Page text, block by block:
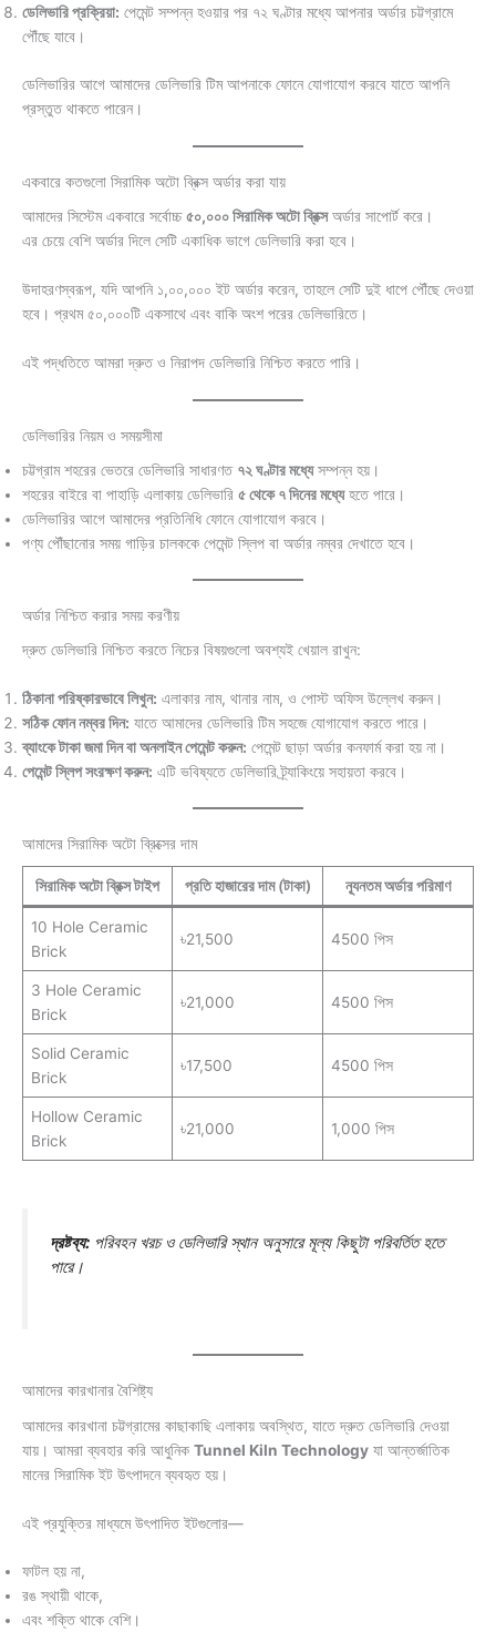
ডেলিভারি প্রক্রিয়া: পেমেন্ট সম্পন্ন হওয়ার পর ৭২ ঘণ্টার মধ্যে আপনার অর্ডার চট্টগ্রামে
পৌঁছে যাবে।
ডেলিভারির আগে আমাদের ডেলিভারি টিম আপনাকে ফোনে যোগাযোগ করবে যাতে আপনি
প্রস্তুত থাকতে পারেন।
একবারে কতগুলো সিরামিক অটো ব্রিক্স অর্ডার করা যায়
আমাদের সিস্টেম একবারে সর্বোচ্চ৫০,০০০ সিরামিক অটো ব্রিক্সঅর্ডার সাপোর্ট করে।
এর চেয়ে বেশি অর্ডার দিলে সেটি একাধিক ভাগে ডেলিভারি করা হবে।
উদাহরণস্বরূপ, যদি আপনি ১,০০,০০০ ইট অর্ডার করেন, তাহলে সেটি দুই ধাপে পৌঁছে দেওয়া
হবে। প্রথম ৫০,০০০টি একসাথে এবং বাকি অংশ পরের ডেলিভারিতে।
এই পদ্ধতিতে আমরা দ্রুত ও নিরাপদ ডেলিভারি নিশ্চিত করতে পারি।
ডেলিভারির নিয়ম ও সময়সীমা
চট্টগ্রাম শহরের ভেতরে ডেলিভারি সাধারণত ৭২ ঘণ্টার মধ্যেসম্পন্ন হয়।
শহরের বাইরে বা পাহাড়ি এলাকায় ডেলিভারি ৫ থেকে ৭ দিনের মধ্যেহতে পারে।
ডেলিভারির আগে আমাদের প্রতিনিধি ফোনে যোগাযোগ করবে।
পণ্য পৌঁছানোর সময় গাড়ির চালককে পেমেন্ট স্লিপ বা অর্ডার নম্বর দেখাতে হবে।
অর্ডার নিশ্চিত করার সময় করণীয়
দ্রুত ডেলিভারি নিশ্চিত করতে নিচের বিষয়গুলো অবশ্যই খেয়াল রাখুন:
ঠিকানা পরিষ্কারভাবে লিখুন: এলাকার নাম, থানার নাম, ও পোস্ট অফিস উল্লেখ করুন।
সঠিক ফোন নম্বর দিন: যাতে আমাদের ডেলিভারি টিম সহজে যোগাযোগ করতে পারে।
ব্যাংকে টাকা জমা দিন বা অনলাইন পেমেন্ট করুন: পেমেন্ট ছাড়া অর্ডার কনফার্ম করা হয় না।
পেমেন্ট স্লিপ সংরক্ষণ করুন: এটি ভবিষ্যতে ডেলিভারি ট্র্যাকিংয়ে সহায়তা করবে।
আমাদের সিরামিক অটো ব্রিক্সের দাম
সিরামিক অটো ব্রিক্স টাইপ প্রতি হাজারের দাম (টাকা) ন্যূনতম অর্ডার পরিমাণ
10 Hole Ceramic
Brick
৳21,500 4500 পিস
3 Hole Ceramic
Brick
৳21,000 4500 পিস
Solid Ceramic
Brick
৳17,500 4500 পিস
Hollow Ceramic
Brick
৳21,000 1,000 পিস
দ্রষ্টব্য: পরিবহন খরচ ও ডেলিভারি স্থান অনুসারে মূল্য কিছুটা পরিবর্তিত হতে
পারে।
আমাদের কারখানার বৈশিষ্ট্য
আমাদের কারখানা চট্টগ্রামের কাছাকাছি এলাকায় অবস্থিত, যাতে দ্রুত ডেলিভারি দেওয়া
যায়। আমরা ব্যবহার করি আধুনিক Tunnel Kiln Technology যা আন্তর্জাতিক
মানের সিরামিক ইট উৎপাদনে ব্যবহৃত হয়।
এই প্রযুক্তির মাধ্যমে উৎপাদিত ইটগুলোর—
ফাটল হয় না,
রঙ স্থায়ী থাকে,
এবং শক্তি থাকে বেশি।